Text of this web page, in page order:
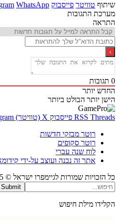
טוויטר פייסבוק Telegram WhatsApp
התגובות
יותר
יותר הבולט ביותר
RSS פייסבוק X (טוויטר)
Telegram
רוטר מבזקי חדשות
רוטר סקופים
לוח שנה עברי
אתר זה נבנה ועוצב על-ידי קידומא |
שמורות לגיימפרו ישראל © 2025
Submit
מילת חיפוש